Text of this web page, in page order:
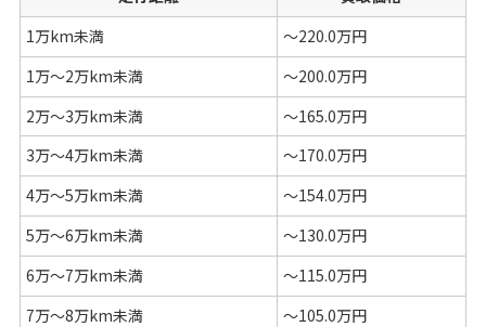
1万km未満
～220.0万円
1万～2万km未満
～200.0万円
2万～3万km未満
～165.0万円
3万～4万km未満
～170.0万円
4万～5万km未満
～154.0万円
5万～6万km未満
～130.0万円
6万～7万km未満
～115.0万円
7万～8万km未満
～105.0万円